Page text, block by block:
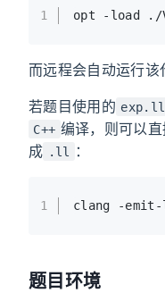
1 opt -load ./
而远程会自动运行该
若题目使用的 exp.ll
C++ 编译，则可以
成 .ll ：
1 clang -
题目环境